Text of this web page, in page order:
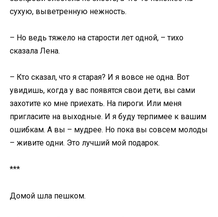
сухую, выветренную нежность.
– Но ведь тяжело на старости лет одной, – тихо
сказала Лена.
– Кто сказал, что я старая? И я вовсе не одна. Вот
увидишь, когда у вас появятся свои дети, вы сами
захотите ко мне приехать. На пироги. Или меня
пригласите на выходные. И я буду терпимее к вашим
ошибкам. А вы – мудрее. Но пока вы совсем молоды
– живите одни. Это лучший мой подарок.
***
Домой шла пешком.